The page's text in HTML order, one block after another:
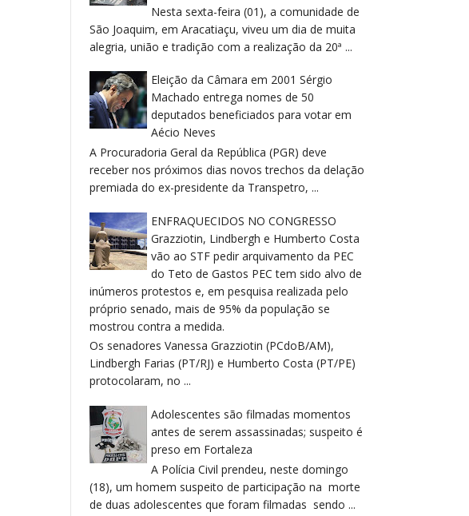
Nesta sexta-feira (01), a comunidade de
São Joaquim, em Aracatiaçu, viveu um dia de muita
alegria, união e tradição com a realização da 20ª ...
Eleição da Câmara em 2001 Sérgio
Machado entrega nomes de 50
deputados beneficiados para votar em
Aécio Neves
A Procuradoria Geral da República (PGR) deve
receber nos próximos dias novos trechos da delação
premiada do ex-presidente da Transpetro, ...
ENFRAQUECIDOS NO CONGRESSO
Grazziotin, Lindbergh e Humberto Costa
vão ao STF pedir arquivamento da PEC
do Teto de Gastos PEC tem sido alvo de
inúmeros protestos e, em pesquisa realizada pelo
próprio senado, mais de 95% da população se
mostrou contra a medida.
Os senadores Vanessa Grazziotin (PCdoB/AM),
Lindbergh Farias (PT/RJ) e Humberto Costa (PT/PE)
protocolaram, no ...
Adolescentes são filmadas momentos
antes de serem assassinadas; suspeito é
preso em Fortaleza
A Polícia Civil prendeu, neste domingo
(18), um homem suspeito de participação na morte
de duas adolescentes que foram filmadas sendo ...